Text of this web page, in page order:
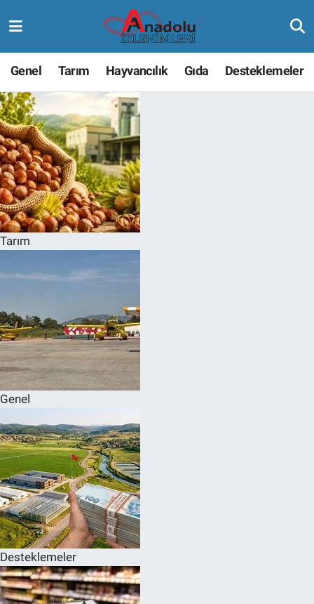
Genel Tarım Hayvancılık Gıda Desteklemeler
Tarım
Genel
Desteklemeler